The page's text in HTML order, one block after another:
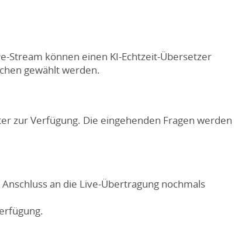
Stream können einen KI-Echtzeit-Übersetzer
gewählt werden.
zur Verfügung. Die eingehenden Fragen werden
an die Live-Übertragung nochmals